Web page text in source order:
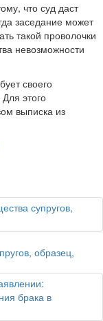
что суд даст
заседание может
такой проволочки
невозможности
своего
этого
выписка из
образец,